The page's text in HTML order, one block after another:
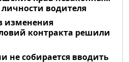
водителя
изменения
контракта решили
не собирается вводить